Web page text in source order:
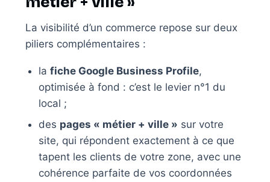
La visibilité d’un commerce repose sur deux
piliers complémentaires :
la fiche Google Business Profile,
optimisée à fond : c’est le levier n°1 du
local ;
des pages « métier + ville » sur votre
site, qui répondent exactement à ce que
tapent les clients de votre zone, avec une
cohérence parfaite de vos coordonnées